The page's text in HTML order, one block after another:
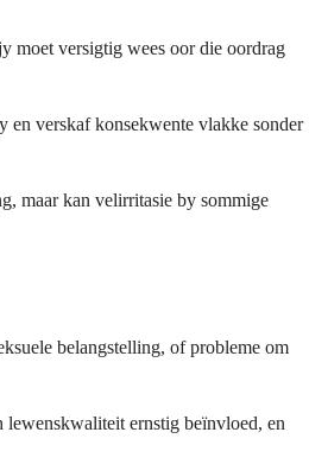
moet versigtig wees oor die oordrag
en verskaf konsekwente vlakke sonder
maar kan velirritasie by sommige
belangstelling, of probleme om
lewenskwaliteit ernstig beïnvloed, en